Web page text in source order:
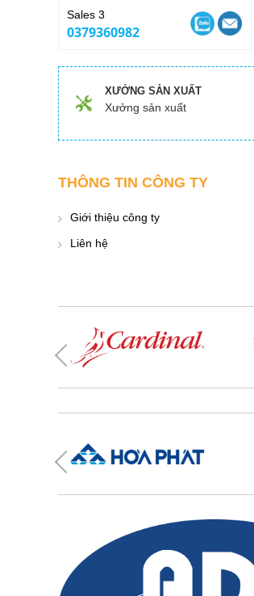
Sales 3
0379360982
XƯỞNG SẢN XUẤT
Xưởng sản xuất
THÔNG TIN CÔNG TY
Giới thiệu công ty
Liên hệ